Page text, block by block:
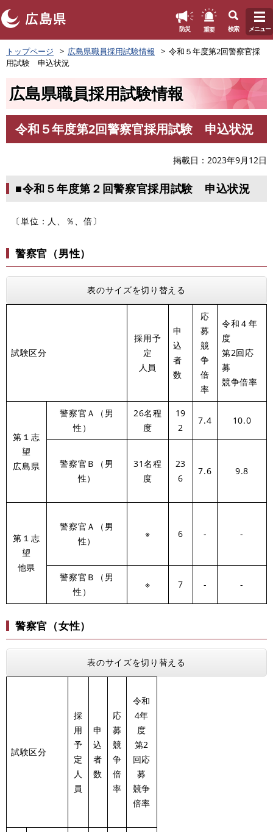
ペ
ー
ジ
。
防災 重要 検索 メニュー
トップページ 広島県職員採用試験情報
令和５年度第2回警察官採
用試験 申込状況
広島県職員採用試験情報
文
令和５年度第2回警察官採用試験 申込状況
掲載日 2023年9月12日
■令和５年度第２回警察官採用試験 申込状況
〔単位：人、％、倍〕
警察官（男性）
表のサイズを切り替える
試験区分
採用予
定
人員
申
込
者
数
応
募
競
争
倍
率
令和４年
度
第2回応
募
競争倍率
第１志
望
広島県
警察官Ａ（男
性）
26名程
度
19
2
7.4 10.0
警察官Ｂ（男
性）
31名程
度
23
6
7.6 9.8
第１志
望
他県
警察官Ａ（男
性）
※ 6 - -
警察官Ｂ（男
性）
※ 7 - -
警察官（女性）
表のサイズを切り替える
試験区分
採
用
予
定
人
員
申
込
者
数
応
募
競
争
倍
率
令和
4年
度
第2
回応
募
競争
倍率